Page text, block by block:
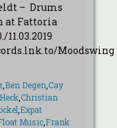
– Drums
at Fattoria
Moodswing
Ben Degen Cay
,Christian
Expat
Music, Frank